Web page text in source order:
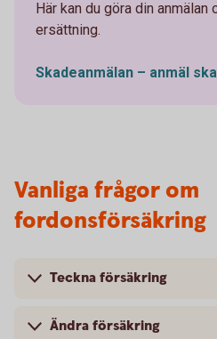
Här kan du göra din anmälan
ersättning.
Skadeanmälan – anmäl
Vanliga frågor om
fordonsförsäkring
Teckna försäkring
Ändra försäkring